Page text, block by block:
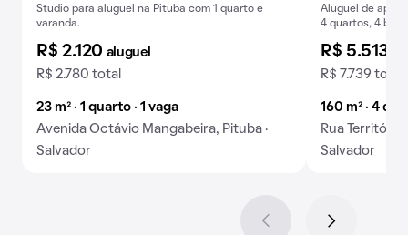
Studio para aluguel na Pituba com 1 quarto e
varanda.
R$ 2.120 aluguel
R$ 2.780 total
23 m² · 1 quarto · 1 vaga
Avenida Octávio Mangabeira, Pituba ·
Salvador
Aluguel de
4 quartos, 4
R$ 5.513
R$ 7.739 total
160 m² · 4
Rua Território
Salvador